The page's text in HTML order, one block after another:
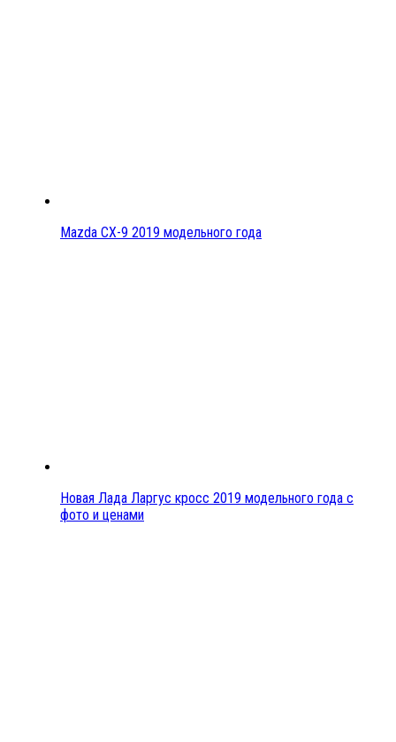
Mazda CX-9 2019 модельного года
Новая Лада Ларгус кросс 2019 модельного года с
фото и ценами